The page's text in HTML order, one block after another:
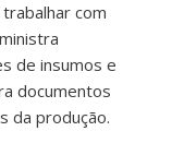
com
de insumos e
documentos
da produção.